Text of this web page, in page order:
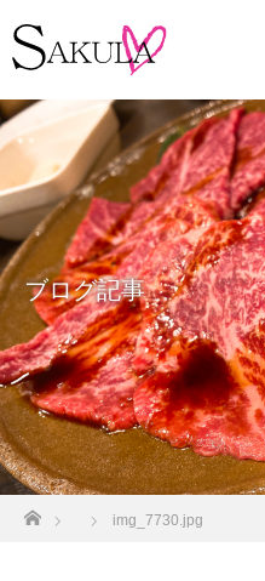
ブログ記事
img_7730.jpg